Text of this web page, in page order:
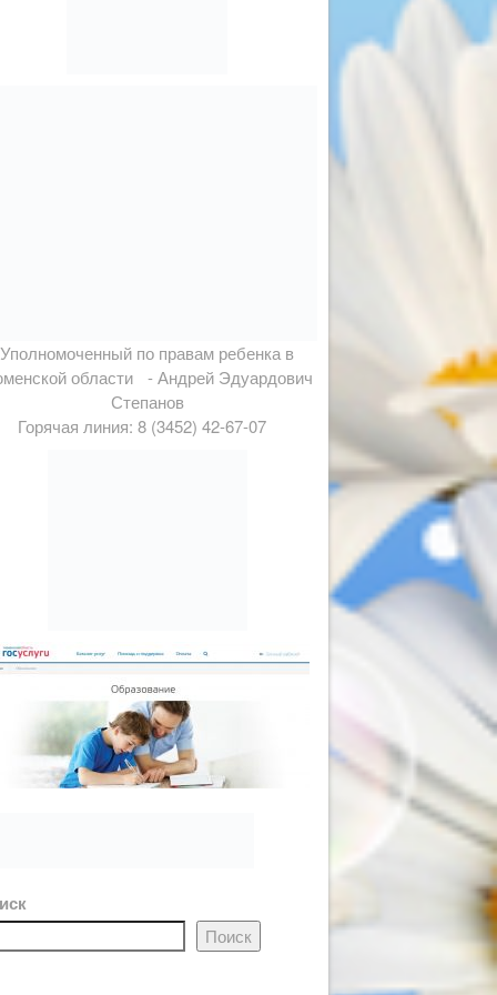
Уполномоченный по правам ребенка в
области - Андрей Эдуардович
Степанов
Горячая линия: 8 (3452) 42-67-07
Поиск